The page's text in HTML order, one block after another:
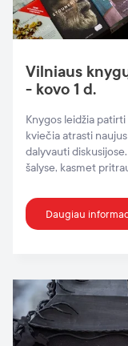
Vilniaus
- kovo 1 d.
Knygos leidžia
kviečia atrasti
dalyvauti
šalyse, kasmet
Daugiau